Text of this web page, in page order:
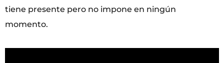
tiene presente pero no impone en ningún
momento.